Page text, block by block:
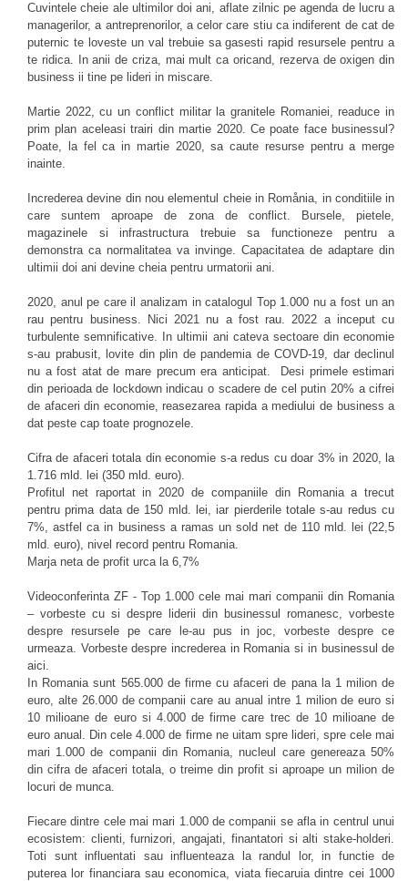
Cuvintele cheie ale ultimilor doi ani, aflate zilnic pe agenda de lucru a
managerilor, a antreprenorilor, a celor care stiu ca indiferent de cat de
puternic te loveste un val trebuie sa gasesti rapid resursele pentru a
te ridica. In anii de criza, mai mult ca oricand, rezerva de oxigen din
business ii tine pe lideri in miscare.
Martie 2022, cu un conflict militar la granitele Romaniei, readuce in
prim plan aceleasi trairi din martie 2020. Ce poate face businessul?
Poate, la fel ca in martie 2020, sa caute resurse pentru a merge
inainte.
Increderea devine din nou elementul cheie in Romånia, in conditiile in
care suntem aproape de zona de conflict. Bursele, pietele,
magazinele si infrastructura trebuie sa functioneze pentru a
demonstra ca normalitatea va invinge. Capacitatea de adaptare din
ultimii doi ani devine cheia pentru urmatorii ani.
2020, anul pe care il analizam in catalogul Top 1.000 nu a fost un an
rau pentru business. Nici 2021 nu a fost rau. 2022 a inceput cu
turbulente semnificative. In ultimii ani cateva sectoare din economie
s-au prabusit, lovite din plin de pandemia de COVD-19, dar declinul
nu a fost atat de mare precum era anticipat. Desi primele estimari
din perioada de lockdown indicau o scadere de cel putin 20% a cifrei
de afaceri din economie, reasezarea rapida a mediului de business a
dat peste cap toate prognozele.
Cifra de afaceri totala din economie s-a redus cu doar 3% in 2020, la
1.716 mld. lei (350 mld. euro).
Profitul net raportat in 2020 de companiile din Romania a trecut
pentru prima data de 150 mld. lei, iar pierderile totale s-au redus cu
7%, astfel ca in business a ramas un sold net de 110 mld. lei (22,5
mld. euro), nivel record pentru Romania.
Marja neta de profit urca la 6,7%
Videoconferinta ZF - Top 1.000 cele mai mari companii din Romania
– vorbeste cu si despre liderii din businessul romanesc, vorbeste
despre resursele pe care le-au pus in joc, vorbeste despre ce
urmeaza. Vorbeste despre increderea in Romania si in businessul de
aici.
In Romania sunt 565.000 de firme cu afaceri de pana la 1 milion de
euro, alte 26.000 de companii care au anual intre 1 milion de euro si
10 milioane de euro si 4.000 de firme care trec de 10 milioane de
euro anual. Din cele 4.000 de firme ne uitam spre lideri, spre cele mai
mari 1.000 de companii din Romania, nucleul care genereaza 50%
din cifra de afaceri totala, o treime din profit si aproape un milion de
locuri de munca.
Fiecare dintre cele mai mari 1.000 de companii se afla in centrul unui
ecosistem: clienti, furnizori, angajati, finantatori si alti stake-holderi.
Toti sunt influentati sau influenteaza la randul lor, in functie de
puterea lor financiara sau economica, viata fiecaruia dintre cei 1000